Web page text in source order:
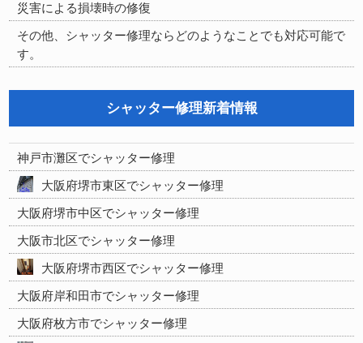
災害による損壊時の修復
その他、シャッター修理ならどのようなことでも対応可能で
す。
シャッター修理新着情報
神戸市灘区でシャッター修理
大阪府堺市東区でシャッター修理
大阪府堺市中区でシャッター修理
大阪市北区でシャッター修理
大阪府堺市西区でシャッター修理
大阪府岸和田市でシャッター修理
大阪府枚方市でシャッター修理